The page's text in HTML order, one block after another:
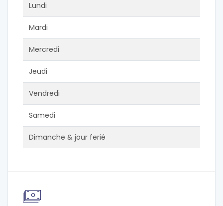
Lundi
Mardi
Mercredi
Jeudi
Vendredi
Samedi
Dimanche & jour ferié